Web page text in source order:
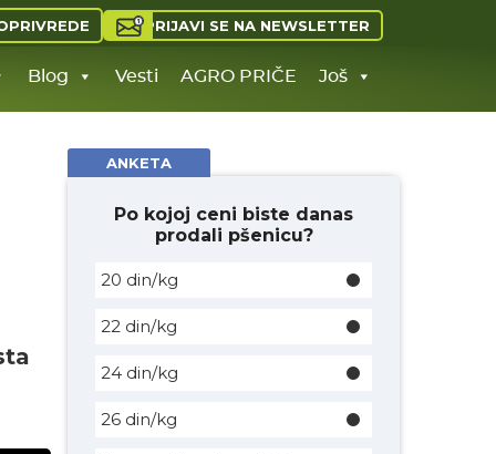
PRIJAVI SE NA NEWSLETTER
Blog Vesti AGRO PRIČE Još
ANKETA
Po kojoj ceni biste danas
prodali pšenicu?
20 din/kg
22 din/kg
24 din/kg
26 din/kg